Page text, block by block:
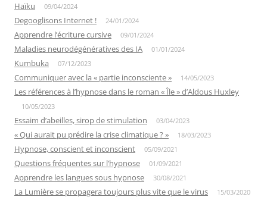
Haïku 09/04/2024
Degooglisons Internet ! 24/01/2024
Apprendre l’écriture cursive 09/01/2024
Maladies neurodégénératives des IA 01/01/2024
Kumbuka 07/12/2023
Communiquer avec la « partie inconsciente » 14/05/2023
Les références à l’hypnose dans le roman « Île » d’Aldous Huxley
10/05/2023
Essaim d’abeilles, sirop de stimulation 03/04/2023
« Qui aurait pu prédire la crise climatique ? » 18/03/2023
Hypnose, conscient et inconscient 05/09/2021
Questions fréquentes sur l’hypnose 01/09/2021
Apprendre les langues sous hypnose 30/08/2021
La Lumière se propagera toujours plus vite que le virus 15/03/2020